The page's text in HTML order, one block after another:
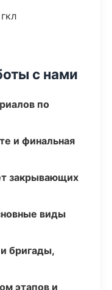
с нами
по
и финальная
закрывающих
виды
бригады,
этапов и